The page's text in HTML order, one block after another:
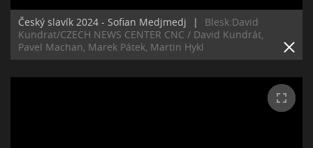
Český slavík 2024 - Sofian Medjmedj |
Blesk:David
Kundrat/CZECH NEWS CENTER CNC / David Kundrát,
Pavel Machan, Marek Pátek, Martin Hykl